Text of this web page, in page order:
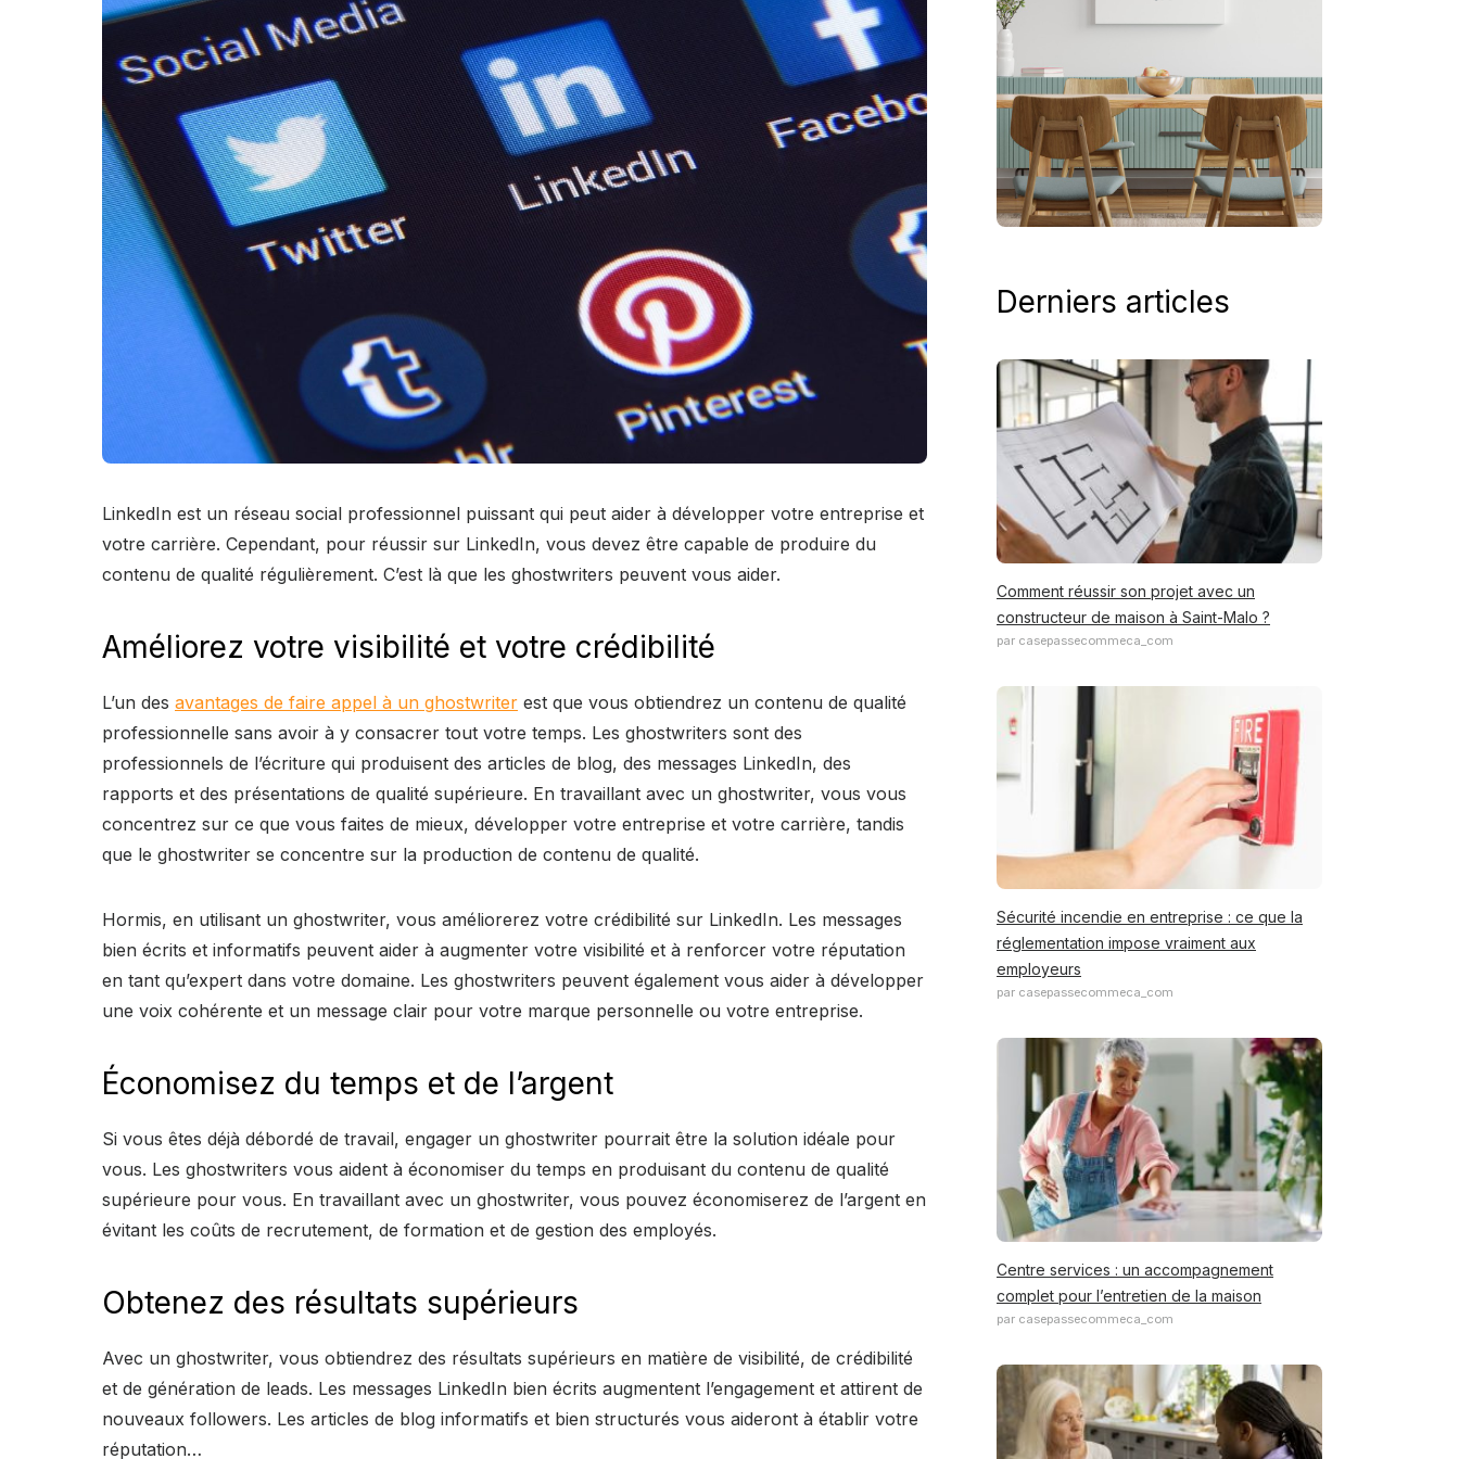
LinkedIn est un réseau social professionnel puissant qui peut aider à développer votre entreprise et
votre carrière. Cependant, pour réussir sur LinkedIn, vous devez être capable de produire du
contenu de qualité régulièrement. C’est là que les ghostwriters peuvent vous aider.
Améliorez votre visibilité et votre crédibilité
L’un des avantages de faire appel à un ghostwriter est que vous obtiendrez un contenu de qualité
professionnelle sans avoir à y consacrer tout votre temps. Les ghostwriters sont des
professionnels de l’écriture qui produisent des articles de blog, des messages LinkedIn, des
rapports et des présentations de qualité supérieure. En travaillant avec un ghostwriter, vous vous
concentrez sur ce que vous faites de mieux, développer votre entreprise et votre carrière, tandis
que le ghostwriter se concentre sur la production de contenu de qualité.
Hormis, en utilisant un ghostwriter, vous améliorerez votre crédibilité sur LinkedIn. Les messages
bien écrits et informatifs peuvent aider à augmenter votre visibilité et à renforcer votre réputation
en tant qu’expert dans votre domaine. Les ghostwriters peuvent également vous aider à développer
une voix cohérente et un message clair pour votre marque personnelle ou votre entreprise.
Économisez du temps et de l’argent
Si vous êtes déjà débordé de travail, engager un ghostwriter pourrait être la solution idéale pour
vous. Les ghostwriters vous aident à économiser du temps en produisant du contenu de qualité
supérieure pour vous. En travaillant avec un ghostwriter, vous pouvez économiserez de l’argent en
évitant les coûts de recrutement, de formation et de gestion des employés.
Obtenez des résultats supérieurs
Avec un ghostwriter, vous obtiendrez des résultats supérieurs en matière de visibilité, de crédibilité
et de génération de leads. Les messages LinkedIn bien écrits augmentent l’engagement et attirent de
nouveaux followers. Les articles de blog informatifs et bien structurés vous aideront à établir votre
réputation…
Derniers articles
Comment réussir son projet avec un
constructeur de maison à Saint-Malo ?
par casepassecommeca_com
Sécurité incendie en entreprise : ce que la
réglementation impose vraiment aux
employeurs
par casepassecommeca_com
Centre services : un accompagnement
complet pour l’entretien de la maison
par casepassecommeca_com